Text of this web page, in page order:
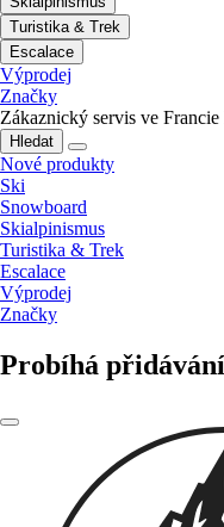
Turistika & Trek
Escalace
Výprodej
Značky
Zákaznický servis ve Francie
Hledat
Nové produkty
Ski
Snowboard
Skialpinismus
Turistika & Trek
Escalace
Výprodej
Značky
Probíhá